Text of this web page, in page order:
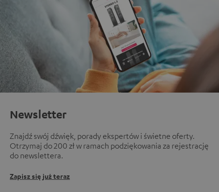
Newsletter
Znajdź swój dźwięk, porady ekspertów i świetne oferty.
Otrzymaj do 200 zł w ramach podziękowania za rejestrację
do newslettera.
Zapisz się już teraz